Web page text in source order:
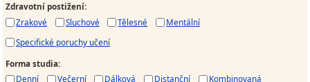
Zdravotní postižení:
Zrakové
Sluchové Tělesné
Mentální
Specifické poruchy učení
Forma studia:
Denní
Večerní Dálková Distanční Kombinovaná